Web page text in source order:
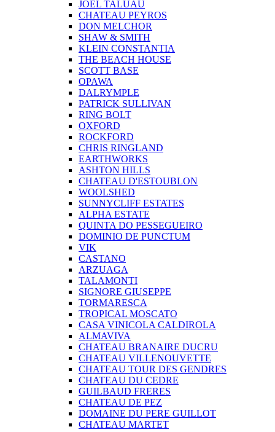
JOEL TALUAU
CHATEAU PEYROS
DON MELCHOR
SHAW & SMITH
KLEIN CONSTANTIA
THE BEACH HOUSE
SCOTT BASE
OPAWA
DALRYMPLE
PATRICK SULLIVAN
RING BOLT
OXFORD
ROCKFORD
CHRIS RINGLAND
EARTHWORKS
ASHTON HILLS
CHATEAU D'ESTOUBLON
WOOLSHED
SUNNYCLIFF ESTATES
ALPHA ESTATE
QUINTA DO PESSEGUEIRO
DOMINIO DE PUNCTUM
VIK
CASTANO
ARZUAGA
TALAMONTI
SIGNORE GIUSEPPE
TORMARESCA
TROPICAL MOSCATO
CASA VINICOLA CALDIROLA
ALMAVIVA
CHATEAU BRANAIRE DUCRU
CHATEAU VILLENOUVETTE
CHATEAU TOUR DES GENDRES
CHATEAU DU CEDRE
GUILBAUD FRERES
CHATEAU DE PEZ
DOMAINE DU PERE GUILLOT
CHATEAU MARTET